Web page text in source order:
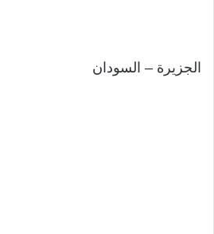
الجزيرة – السودان